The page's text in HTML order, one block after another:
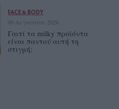
FACE & BODY
09 Αυγούστου 2026
Γαιτί τα milky προϊόντα
είναι παντού αυτή τη
στιγμή;